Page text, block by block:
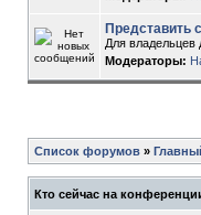
Представить
Для владельцев
Модераторы:
Список форумов »
Кто сейчас на